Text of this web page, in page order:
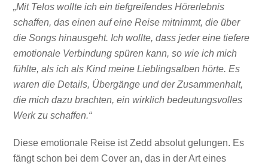
„Mit Telos wollte ich ein tiefgreifendes Hörerlebnis
schaffen, das einen auf eine Reise mitnimmt, die über
die Songs hinausgeht. Ich wollte, dass jeder eine tiefere
emotionale Verbindung spüren kann, so wie ich mich
fühlte, als ich als Kind meine Lieblingsalben hörte. Es
waren die Details, Übergänge und der Zusammenhalt,
die mich dazu brachten, ein wirklich bedeutungsvolles
Werk zu schaffen.“
Diese emotionale Reise ist Zedd absolut gelungen. Es
fängt schon bei dem Cover an, das in der Art eines